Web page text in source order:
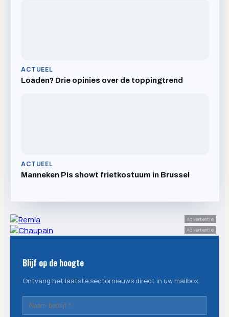
ACTUEEL
Loaden? Drie opinies over de toppingtrend
ACTUEEL
Manneken Pis showt frietkostuum in Brussel
Advertentie
Advertentie
Blijf op de hoogte
Ontvang het laatste sectornieuws direct in uw mailbox.